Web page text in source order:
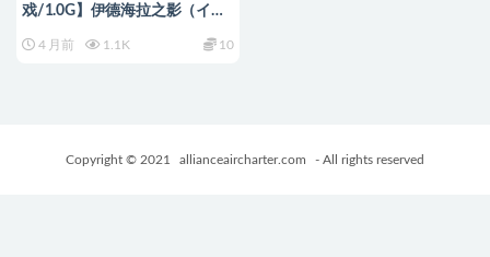
戏/1.0G】伊德海拉之影（イド
Yidhra） Ver1.3.3 官中版 完整终
4 月前 1.1K 10
Copyright © 2021 allianceaircharter.com - All rights reserved